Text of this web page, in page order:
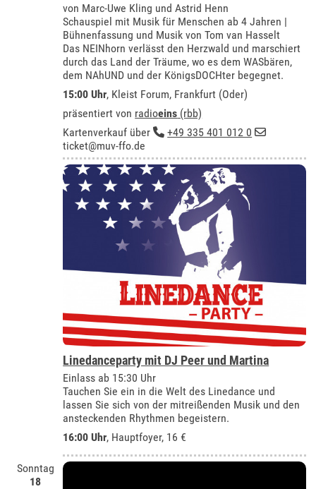
von Marc-Uwe Kling und Astrid Henn
Schauspiel mit Musik für Menschen ab 4 Jahren |
Bühnenfassung und Musik von Tom van Hasselt
Das NEINhorn verlässt den Herzwald und marschiert
durch das Land der Träume, wo es dem WASbären,
dem NAhUND und der KönigsDOCHter begegnet.
15:00 Uhr, Kleist Forum, Frankfurt (Oder)
präsentiert von radioeins (rbb)
Kartenverkauf über
+49 335 401 012 0
ticket@muv-ffo.de
Linedanceparty mit DJ Peer und Martina
Einlass ab 15:30 Uhr
Tauchen Sie ein in die Welt des Linedance und
lassen Sie sich von der mitreißenden Musik und den
ansteckenden Rhythmen begeistern.
16:00 Uhr, Hauptfoyer, 16 €
Sonntag
18